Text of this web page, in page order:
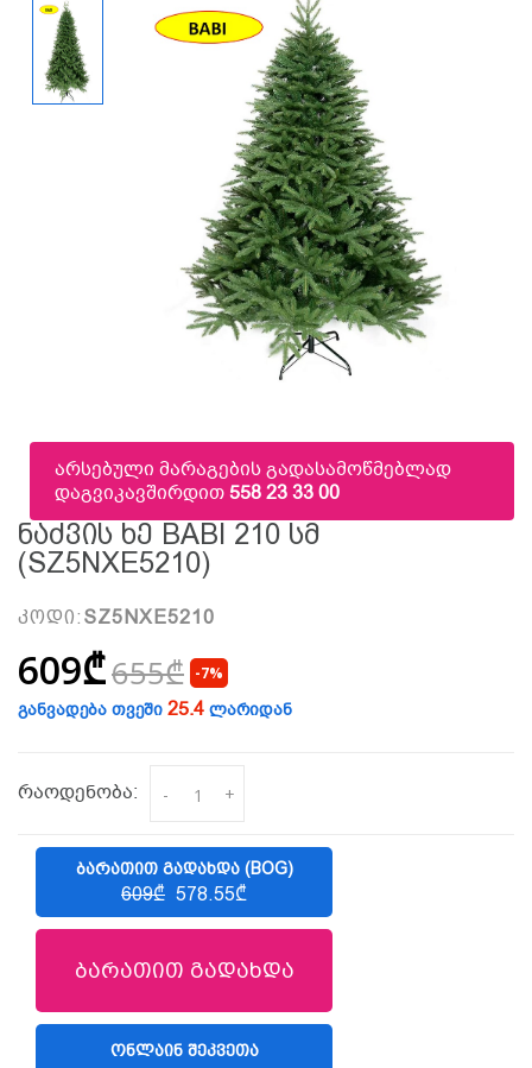
არსებული მარაგების გადასამოწმებლად
დაგვიკავშირდით558 23 33 00
Ნაძვის Ხე BABI 210 Სმ
(SZ5NXE5210)
კოდი: SZ5NXE5210
609₾655₾ -7%
განვადება თვეში 25.4 ლარიდან
რაოდენობა: - +
ᲑᲐᲠᲐᲗᲘᲗ ᲒᲐᲓᲐᲮᲓᲐ (BOG)
609₾ 578.55₾
ბარათით გადახდა
(LIBERTY)
ᲝᲜᲚᲐᲘᲜ ᲨᲔᲙᲕᲔᲗᲐ